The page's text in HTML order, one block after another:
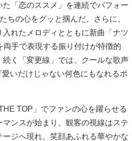
「恋のススメ」を連続でパフォー
ちの心をグッと掴んだ。さらに、
れたメロディとともに新曲「ナツ
手で表現する振り付けが特徴的
く「変更線」では、クールな歌声
いだけじゃない何色にもなれるポ
TOP」でファンの心を躍らせる
ンスが始まり、観客の視線はステ
ジへ現れ、笑顔あふれる華やかな